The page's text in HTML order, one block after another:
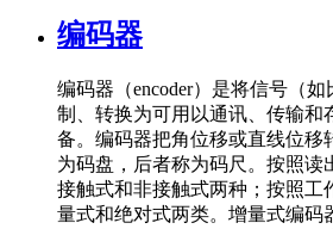
编码器
编码器（encoder）是将信号（
制、转换为可用以通讯、传输和
备。编码器把角位移或直线位移
为码盘，后者称为码尺。按照读
接触式和非接触式两种；按照工
量式和绝对式两类。增量式编码